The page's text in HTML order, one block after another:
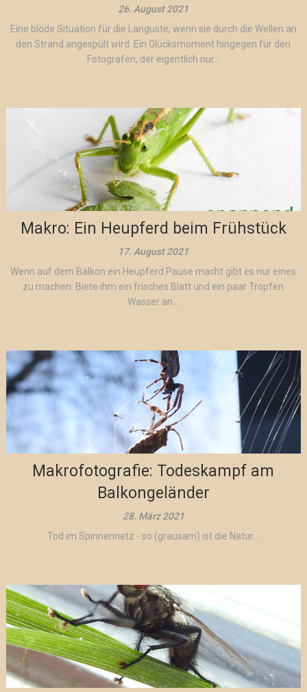
26. August 2021
Eine blöde Situation für die Languste, wenn sie durch die Wellen an
den Strand angespült wird. Ein Glücksmoment hingegen für den
Fotografen, der eigentlich nur...
Makro: Ein Heupferd beim Frühstück
17. August 2021
Wenn auf dem Balkon ein Heupferd Pause macht gibt es nur eines
zu machen: Biete ihm ein frisches Blatt und ein paar Tropfen
Wasser an...
Makrofotografie: Todeskampf am
Balkongeländer
28. März 2021
Tod im Spinnennetz - so (grausam) ist die Natur...